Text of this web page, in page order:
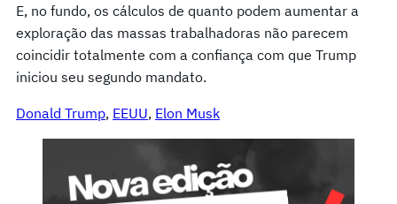
E, no fundo, os cálculos de quanto podem aumentar a
exploração das massas trabalhadoras não parecem
coincidir totalmente com a confiança com que Trump
iniciou seu segundo mandato.
Donald Trump, EEUU, Elon Musk